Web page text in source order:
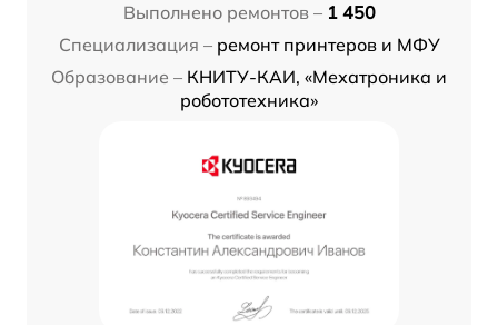
Выполнено ремонтов – 1 450
Специализация – ремонт принтеров и МФУ
Образование – КНИТУ-КАИ, «Мехатроника и
робототехника»